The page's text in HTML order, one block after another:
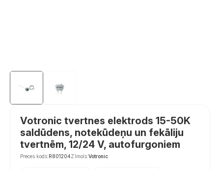
Votronic tvertnes elektrods 15-50K
saldūdens, notekūdeņu un fekāliju
tvertnēm, 12/24 V, autofurgoniem
Preces kods:R801204Zīmols:Votronic